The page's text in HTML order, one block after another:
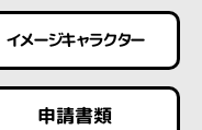
イメージキャラクター
申請書類